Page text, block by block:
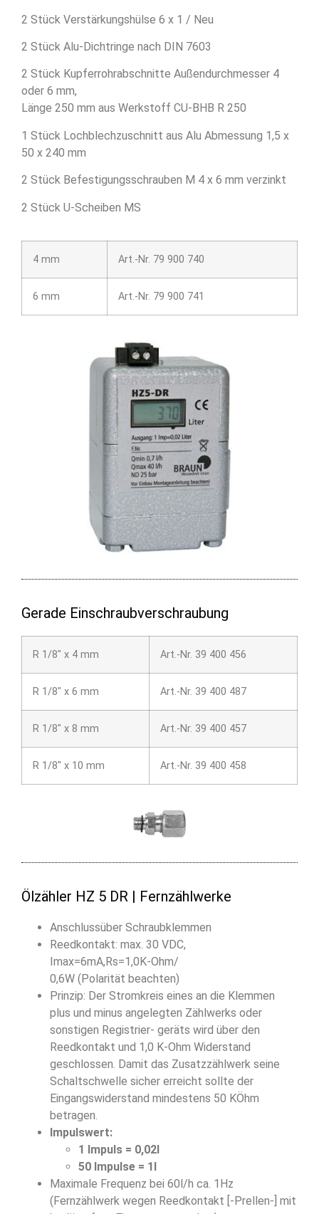
2 Stück Verstärkungshülse 6 x 1 / Neu
2 Stück Alu-Dichtringe nach DIN 7603
2 Stück Kupferrohrabschnitte Außendurchmesser 4
oder 6 mm,
Länge 250 mm aus Werkstoff CU-BHB R 250
1 Stück Lochblechzuschnitt aus Alu Abmessung 1,5 x
50 x 240 mm
2 Stück Befestigungsschrauben M 4 x 6 mm verzinkt
2 Stück U-Scheiben MS
4 mm Art.-Nr. 79 900 740
6 mm Art.-Nr. 79 900 741
Gerade Einschraubverschraubung
R 1/8″ x 4 mm Art.-Nr. 39 400 456
R 1/8″ x 6 mm Art.-Nr. 39 400 487
R 1/8″ x 8 mm Art.-Nr. 39 400 457
R 1/8″ x 10 mm Art.-Nr. 39 400 458
Ölzähler HZ 5 DR | Fernzählwerke
Anschlussüber Schraubklemmen
Reedkontakt: max. 30 VDC,
Imax=6mA,Rs=1,0K-Ohm/
0,6W (Polarität beachten)
Prinzip: Der Stromkreis eines an die Klemmen
plus und minus angelegten Zählwerks oder
sonstigen Registrier- geräts wird über den
Reedkontakt und 1,0 K-Ohm Widerstand
geschlossen. Damit das Zusatzzählwerk seine
Schaltschwelle sicher erreicht sollte der
Eingangswiderstand mindestens 50 KÖhm
betragen.
Impulswert:
1 Impuls = 0,02l
50 Impulse = 1l
Maximale Frequenz bei 60l/h ca. 1Hz
(Fernzählwerk wegen Reedkontakt [-Prellen-] mit